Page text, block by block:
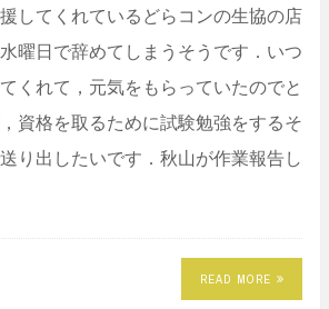
してくれているどらコンの生協の店
曜日で辞めてしまうそうです．いつ
くれて，元気をもらっていたのでと
資格を取るために試験勉強をするそ
り出したいです．秋山が作業報告し
READ MORE